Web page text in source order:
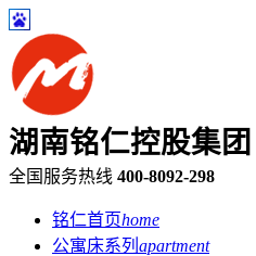
湖南铭仁控股集团
全国服务热线 400-8092-298
铭仁首页home
公寓床系列 apartment